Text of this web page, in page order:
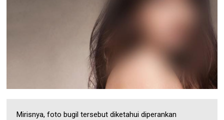
Mirisnya, foto bugil tersebut diketahui diperankan